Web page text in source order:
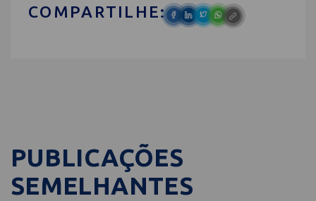
COMPARTILHE:
PUBLICAÇÕES
SEMELHANTES